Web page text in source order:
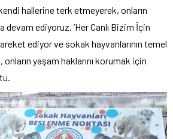
kendi hallerine terk etmeyerek, onların
devam ediyoruz. ’Her Canlı Bizim İçin
ediyor ve sokak hayvanlarının temel
onların yaşam haklarını korumak için